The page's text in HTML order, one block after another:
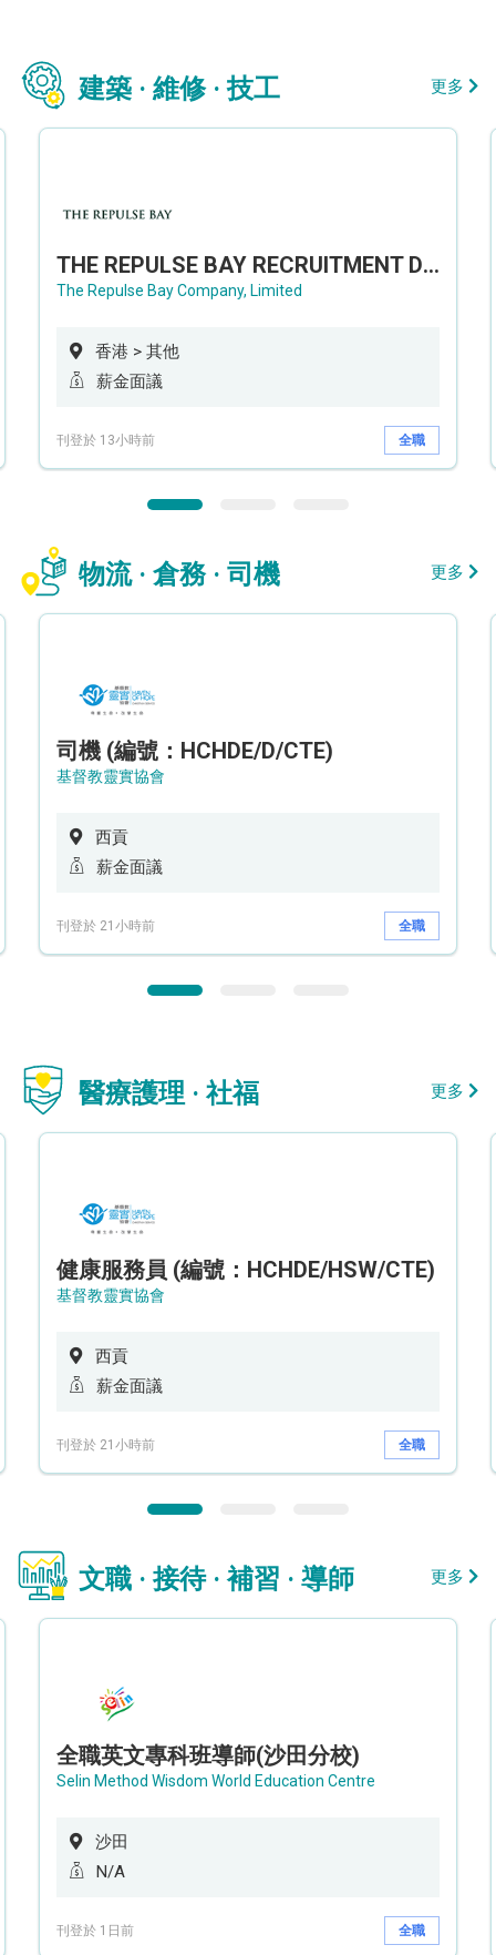
建築 · 維修 · 技工 更多
THE REPULSE BAY RECRUITMENT DAY 淺水灣影灣園人才招聘會
The Repulse Bay Company, Limited
香港 > 其他
薪金面議
刊登於 13小時前 全職
物流 · 倉務 · 司機 更多
司機 (編號：HCHDE/D/CTE)
基督教靈實協會
西貢
薪金面議
刊登於 21小時前 全職
醫療護理 · 社福 更多
健康服務員 (編號：HCHDE/HSW/CTE)
基督教靈實協會
西貢
薪金面議
刊登於 21小時前 全職
文職 · 接待 · 補習 · 導師 更多
全職英文專科班導師(沙田分校)
Selin Method Wisdom World Education Centre
沙田
N/A
刊登於 1日前 全職